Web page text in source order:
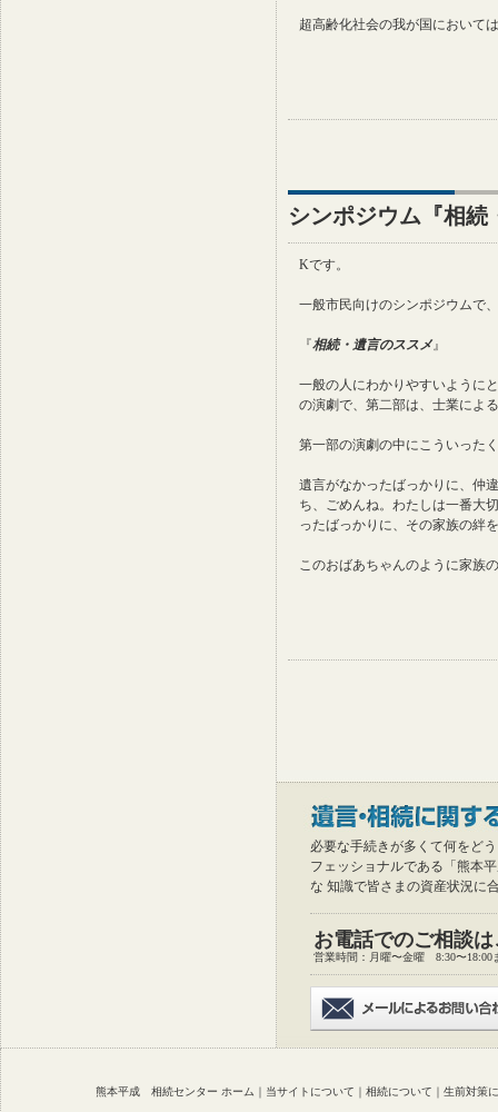
超高齢化社会の我が国において
シンポジウム『相
Kです。
一般市民向けのシンポジウムで
『相続・遺言のススメ』
一般の人にわかりやすいように
の演劇で、第二部は、士業によ
第一部の演劇の中にこういった
遺言がなかったばっかりに、仲
ち、ごめんね。わたしは一番大
ったばっかりに、その家族の絆
このおばあちゃんのように家族
必要な手続きが多くて何をど
フェッショナルである「熊本
な 知識で皆さまの資産状況に
お電話でのご相談
営業時間：月曜〜金曜 8:30〜18:00
熊本平成 相続センター ホーム ｜ 当サイトについて ｜ 相続について ｜ 生前対策